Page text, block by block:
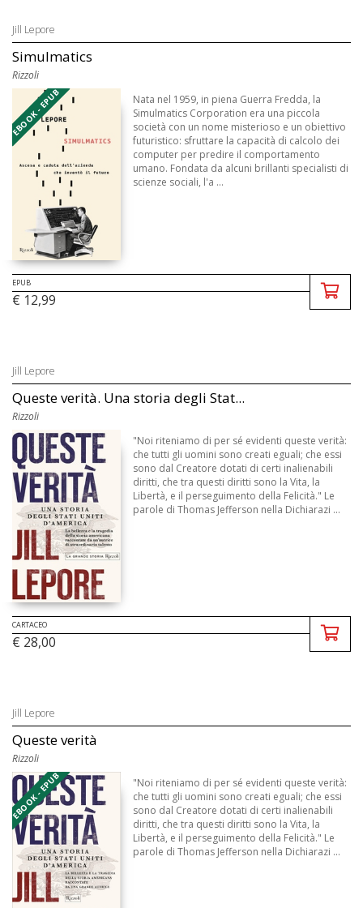
Jill Lepore
Simulmatics
Rizzoli
EBOOK - EPUB
Nata nel 1959, in piena Guerra Fredda, la
Simulmatics Corporation era una piccola
società con un nome misterioso e un obiettivo
futuristico: sfruttare la capacità di calcolo dei
computer per predire il comportamento
umano. Fondata da alcuni brillanti specialisti di
scienze sociali, l'a ...
EPUB
€ 12,99
Jill Lepore
Queste verità. Una storia degli Stat...
Rizzoli
"Noi riteniamo di per sé evidenti queste verità:
che tutti gli uomini sono creati eguali; che essi
sono dal Creatore dotati di certi inalienabili
diritti, che tra questi diritti sono la Vita, la
Libertà, e il perseguimento della Felicità." Le
parole di Thomas Jefferson nella Dichiarazi ...
CARTACEO
€ 28,00
Jill Lepore
Queste verità
Rizzoli
EBOOK - EPUB
"Noi riteniamo di per sé evidenti queste verità:
che tutti gli uomini sono creati eguali; che essi
sono dal Creatore dotati di certi inalienabili
diritti, che tra questi diritti sono la Vita, la
Libertà, e il perseguimento della Felicità." Le
parole di Thomas Jefferson nella Dichiarazi ...